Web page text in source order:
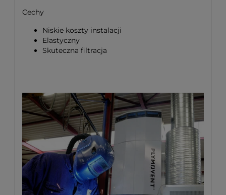
Cechy
Niskie koszty instalacji
Elastyczny
Skuteczna filtracja